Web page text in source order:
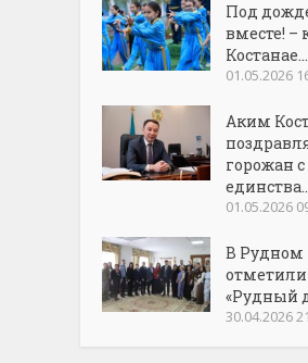
Под
вместе! –
Костанае...
01.05.2026
Аким
горожан
01.05.2026
В Рудном
отметили
«Рудный
30.04.2026